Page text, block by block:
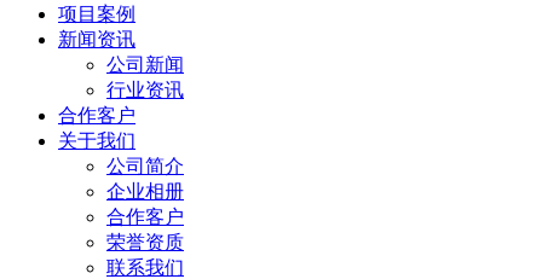
项目案例
新闻资讯
公司新闻
行业资讯
合作客户
关于我们
公司简介
企业相册
合作客户
荣誉资质
联系我们